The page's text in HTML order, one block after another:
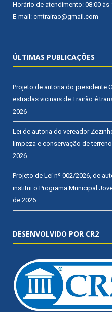
Horário de atendimento: 08:00 às
E-mail: cmtrairao@gmail.com
ÚLTIMAS PUBLICAÇÕES
Projeto de autoria do presidente
estradas vicinais de Trairão é
2026
Lei de autoria do vereador
limpeza e conservação de
2026
Projeto de Lei nº 002/2026, de
institui o Programa Municipal
de 2026
DESENVOLVIDO POR CR2